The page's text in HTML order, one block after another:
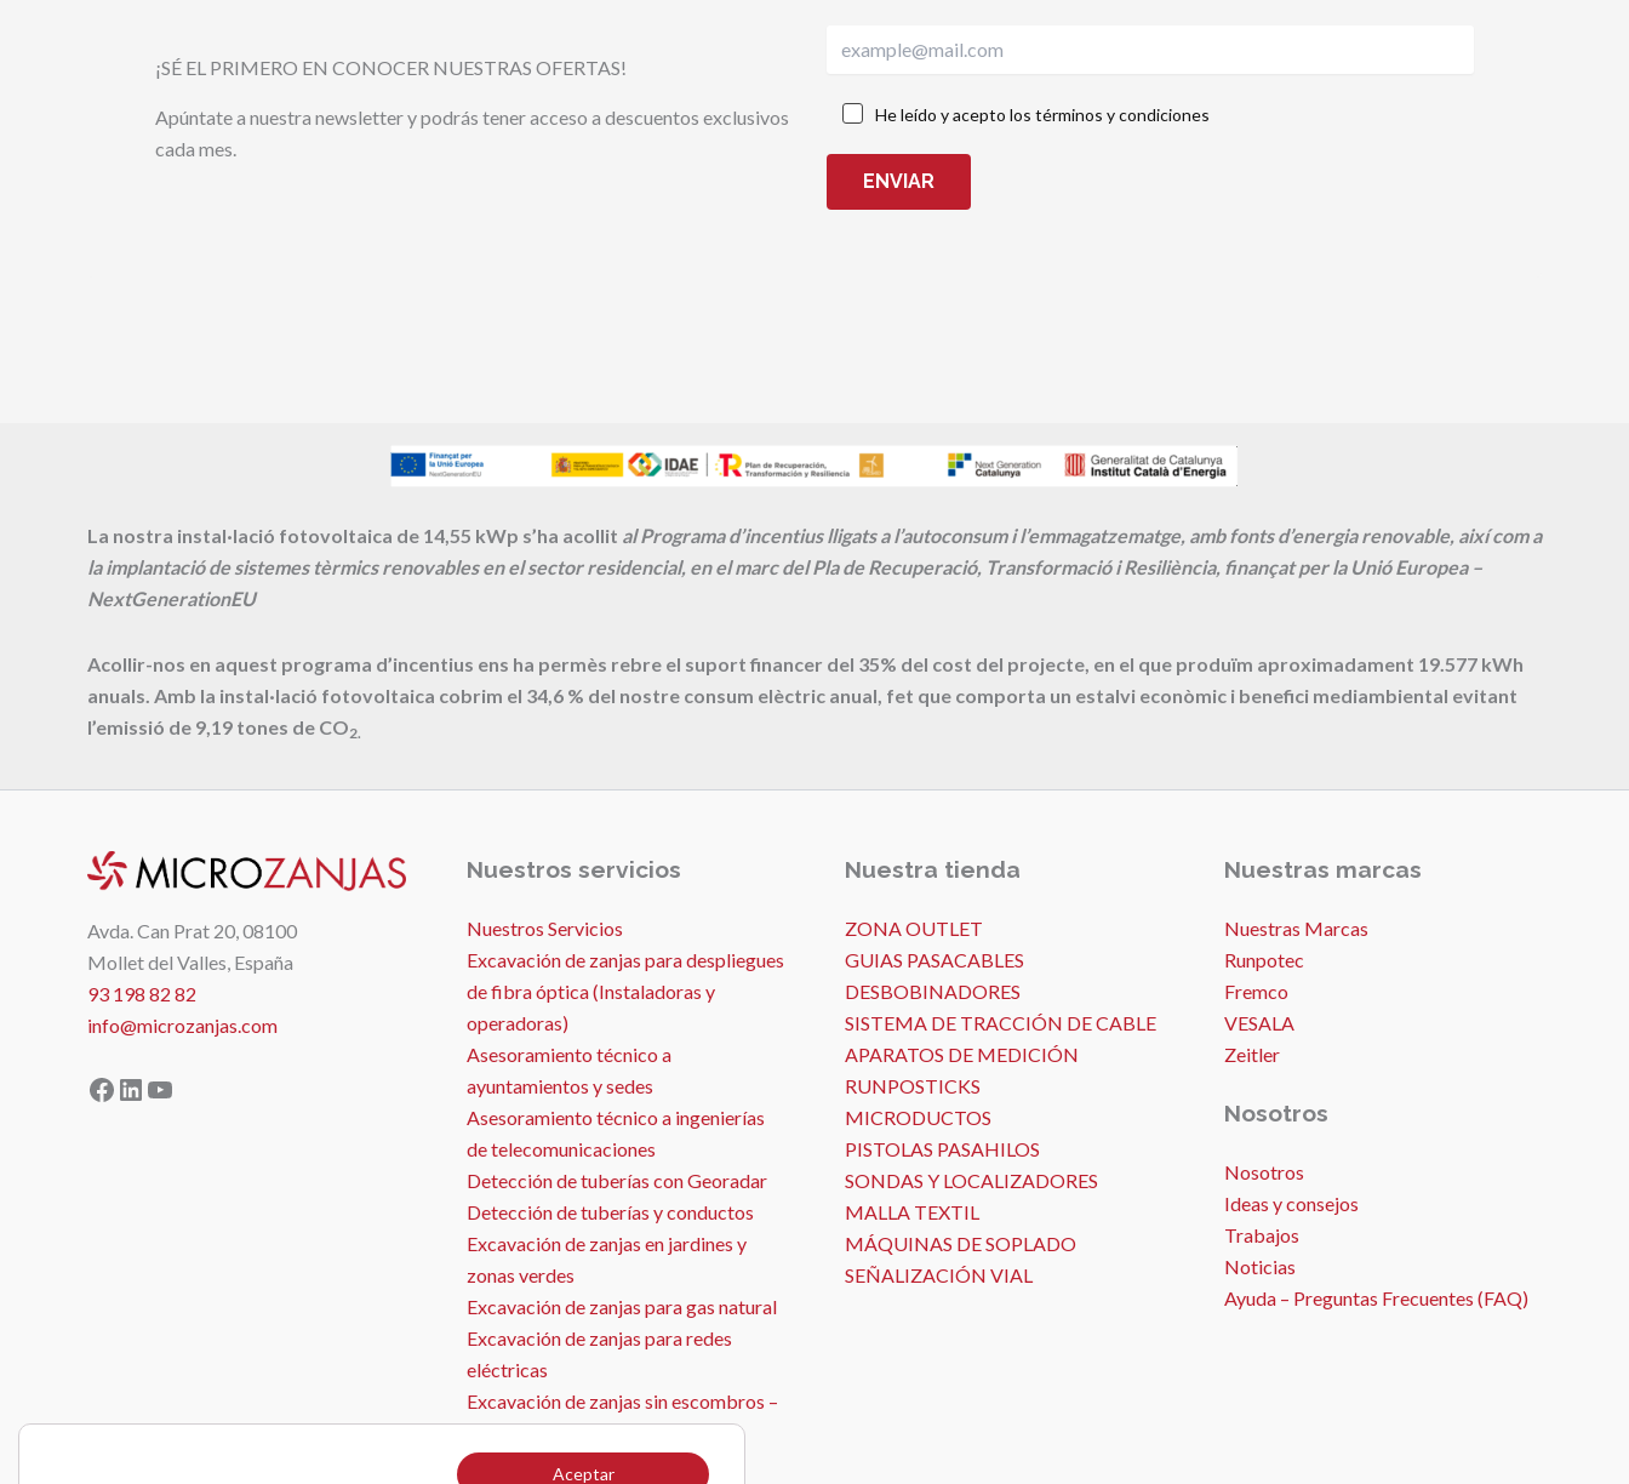
¡SÉ EL PRIMERO EN CONOCER NUESTRAS OFERTAS!
Apúntate a nuestra newsletter y podrás tener acceso a descuentos exclusivos
cada mes.
He leído y acepto los términos y condiciones
ENVIAR
La nostra instal·lació fotovoltaica de 14,55 kWp s’ha acollit al Programa d’incentius lligats a l’autoconsum i l’emmagatzematge, amb fonts d’energia renovable, així com a
la implantació de sistemes tèrmics renovables en el sector residencial, en el marc del Pla de Recuperació, Transformació i Resiliència, finançat per la Unió Europea –
NextGenerationEU
Acollir-nos en aquest programa d’incentius ens ha permès rebre el suport financer del 35% del cost del projecte, en el que produïm aproximadament 19.577 kWh
anuals. Amb la instal·lació fotovoltaica cobrim el 34,6 % del nostre consum elèctric anual, fet que comporta un estalvi econòmic i benefici mediambiental evitant
l’emissió de 9,19 tones de CO2.
Avda. Can Prat 20, 08100
Mollet del Valles, España
93 198 82 82
info@microzanjas.com
Facebook
LinkedIn
YouTube
Nuestros servicios
Nuestros Servicios
Excavación de zanjas para despliegues
de fibra óptica (Instaladoras y
operadoras)
Asesoramiento técnico a
ayuntamientos y sedes
Asesoramiento técnico a ingenierías
de telecomunicaciones
Detección de tuberías con Georadar
Detección de tuberías y conductos
Excavación de zanjas en jardines y
zonas verdes
Excavación de zanjas para gas natural
Excavación de zanjas para redes
eléctricas
Excavación de zanjas sin escombros –
Instalación de sensores
Nuestra tienda
ZONA OUTLET
GUIAS PASACABLES
DESBOBINADORES
SISTEMA DE TRACCIÓN DE CABLE
APARATOS DE MEDICIÓN
RUNPOSTICKS
MICRODUCTOS
PISTOLAS PASAHILOS
SONDAS Y LOCALIZADORES
MALLA TEXTIL
MÁQUINAS DE SOPLADO
SEÑALIZACIÓN VIAL
Nuestras marcas
Nuestras Marcas
Runpotec
Fremco
VESALA
Zeitler
Nosotros
Nosotros
Ideas y consejos
Trabajos
Noticias
Ayuda – Preguntas Frecuentes (FAQ)
Aceptar